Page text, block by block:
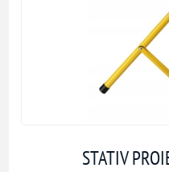
STATIV